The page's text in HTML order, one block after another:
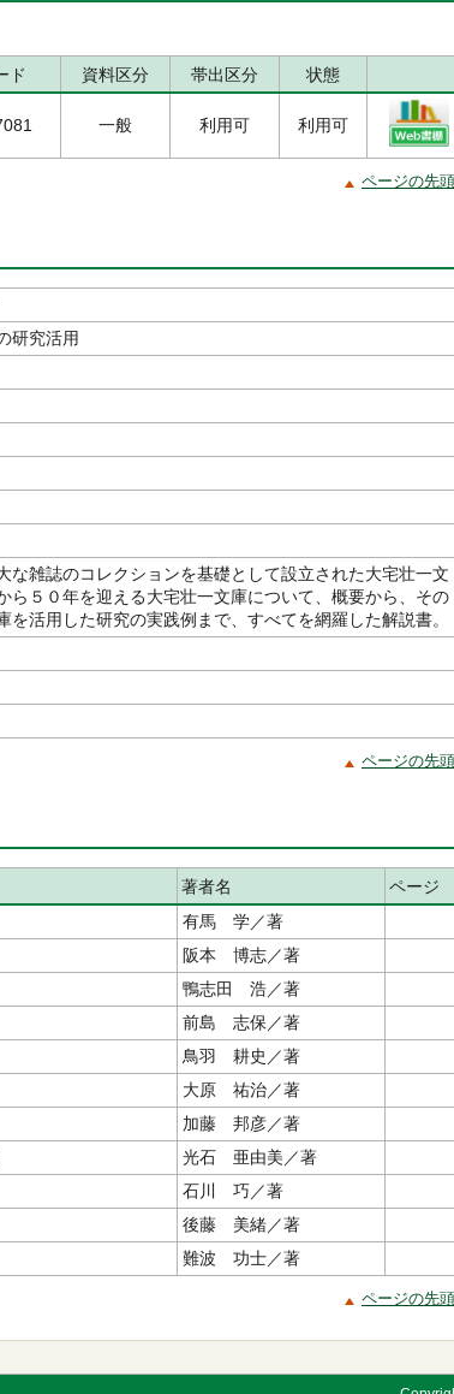
ド 資料区分 帯出区分 状態
一般 利用可 利用可
ページの先
研究活用
な雑誌のコレクションを基礎として設立された大宅壮一文
ら５０年を迎える大宅壮一文庫について、概要から、その
を活用した研究の実践例まで、すべてを網羅した解説書。
ページの先
著者名
ページ
有馬 学／著
阪本 博志／著
鴨志田 浩／著
前島 志保／著
鳥羽 耕史／著
大原 祐治／著
加藤 邦彦／著
光石 亜由美／著
石川 巧／著
後藤 美緒／著
難波 功士／著
ページの先